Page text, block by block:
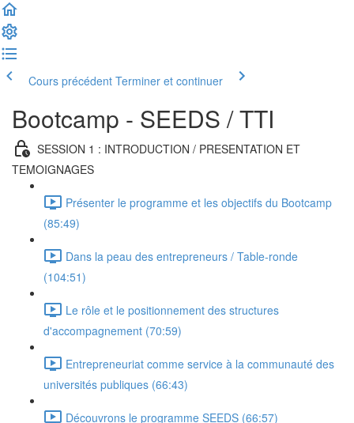
Cours précédent Terminer et continuer
Bootcamp - SEEDS / TTI
SESSION 1 : INTRODUCTION / PRESENTATION ET
TEMOIGNAGES
Présenter le programme et les objectifs du Bootcamp
(85:49)
Dans la peau des entrepreneurs / Table-ronde
(104:51)
Le rôle et le positionnement des structures
d'accompagnement (70:59)
Entrepreneuriat comme service à la communauté des
universités publiques (66:43)
Découvrons le programme SEEDS (66:57)